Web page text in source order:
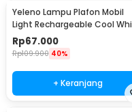
Yeleno Lampu Plafon Mobil
Light Rechargeable Cool
2.2W - Y-975
Rp67.000
Rp109.900 40%
+ Keranjang